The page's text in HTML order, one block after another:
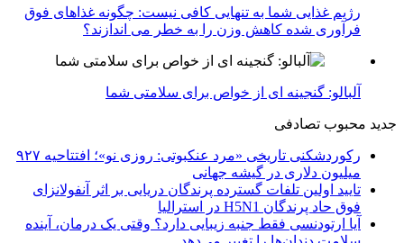
رژیم غذایی شما به تنهایی کافی نیست: چگونه غذاهای فوق
فرآوری شده کاهش وزن را به خطر می اندازند؟
آلبالو: گنجینه ای از خواص برای سلامتی شما
جدید محبوب تصادفی
رکوردشکنی تاریخی «مرد عنکبوتی: روزی نو»؛ افتتاحیه ۹۲۷
میلیون دلاری در گیشه جهانی
تایید اولین تلفات گسترده پرندگان دریایی بر اثر آنفولانزای
فوق حاد پرندگان H5N1 در استرالیا
آیا ارتودنسی فقط جنبه زیبایی دارد؟ وقتی یک درمان، آینده